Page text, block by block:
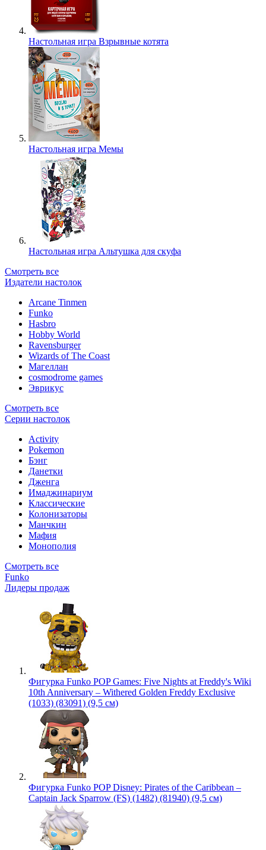
Настольная игра Взрывные котята
Настольная игра Мемы
Настольная игра Альтушка для скуфа
Смотреть все
Издатели настолок
Arcane Tinmen
Funko
Hasbro
Hobby World
Ravensburger
Wizards of The Coast
Магеллан
сosmodrome games
Эврикус
Смотреть все
Серии настолок
Activity
Pokemon
Бэнг
Данетки
Дженга
Имаджинариум
Классические
Колонизаторы
Манчкин
Мафия
Монополия
Смотреть все
Funko
Лидеры продаж
Фигурка Funko POP Games: Five Nights at Freddy's Wiki
10th Anniversary – Withered Golden Freddy Exclusive
(1033) (83091) (9,5 см)
Фигурка Funko POP Disney: Pirates of the Caribbean –
Captain Jack Sparrow (FS) (1482) (81940) (9,5 см)